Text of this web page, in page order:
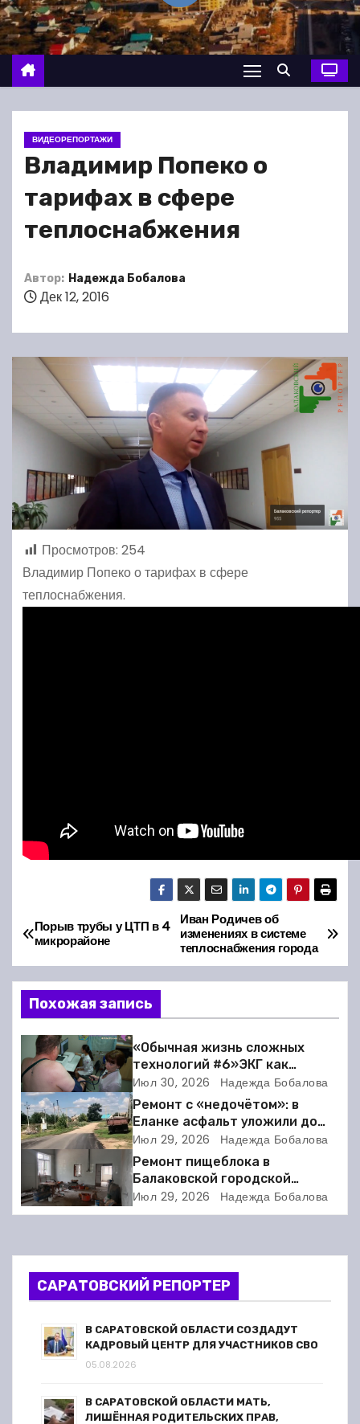
о
м
у
ВИДЕОРЕПОРТАЖИ
Владимир Попеко о
тарифах в сфере
теплоснабжения
Автор: Надежда Бобалова
Дек 12, 2016
Просмотров: 254
Владимир Попеко о тарифах в сфере
теплоснабжения.
Н
а
в
и
г
а
ц
и
я
о
з
Иван Родичев об
изменениях в системе
теплоснабжения города
Порыв трубы у ЦТП в 4
микрорайоне
Похожая запись
«Обычная жизнь сложных
технологий #6»ЭКГ как
искусство: когда ритм жизни
требует расшифровки
Июл 30, 2026 Надежда Бобалова
Ремонт с «недочётом»: в
Еланке асфальт уложили до
школы, но не дошли 30 метров
Июл 29, 2026 Надежда Бобалова
Ремонт пищеблока в
Балаковской городской
клинической больнице
выходит на финишную прямую
Июл 29, 2026 Надежда Бобалова
САРАТОВСКИЙ РЕПОРТЕР
В САРАТОВСКОЙ ОБЛАСТИ СОЗДАДУТ
КАДРОВЫЙ ЦЕНТР ДЛЯ УЧАСТНИКОВ СВО
05.08.2026
В САРАТОВСКОЙ ОБЛАСТИ МАТЬ,
ЛИШЁННАЯ РОДИТЕЛЬСКИХ ПРАВ,